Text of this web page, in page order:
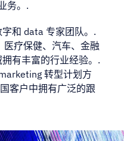
务。.
和 data 专家团队。.
医疗保健、汽车、金融
有丰富的行业经验。.
转型计划方
客户中拥有广泛的跟